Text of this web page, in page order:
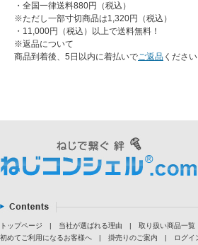
・全国一律送料880円（税込）
※ただし一部寸切商品は1,320円（税込）
・11,000円（税込）以上で送料無料！
※返品について
商品到着後、5日以内に着払いでご返品 ください
トップページ | 当社が選ばれる理由 | 取り扱い商品一覧
初めてご利用になるお客様へ
| 掛売りのご案内 | ログイ